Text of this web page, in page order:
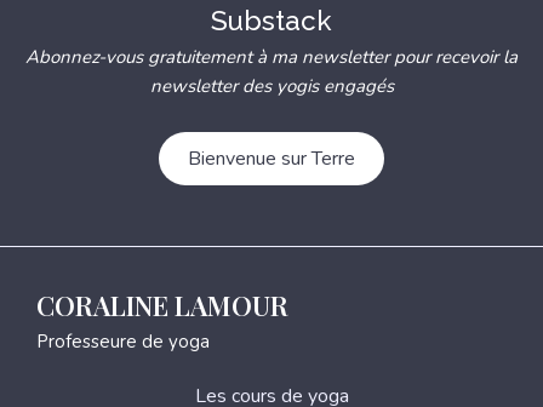
Substack
Abonnez-vous gratuitement à ma newsletter pour recevoir la
newsletter des yogis engagés
Bienvenue sur Terre
CORALINE LAMOUR
Professeure de yoga
Les cours de yoga